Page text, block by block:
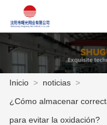
العربية Deutsch
Inicio > noticias >
¿Cómo almacenar
para evitar la oxidación?